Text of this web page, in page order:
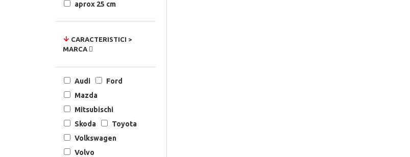
aprox 25 cm
CARACTERISTICI >
MARCA
Audi
Ford
Mazda
Mitsubischi
Skoda
Toyota
Volkswagen
Volvo